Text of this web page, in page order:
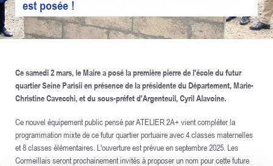
est posée !
Ce samedi 2 mars, le Maire a posé la première pierre de l'école du futur
quartier Seine Parisii en présence de la présidente du Département, Marie-
Christine Cavecchi, et du sous-préfet d'Argenteuil, Cyril Alavoine.
Ce nouvel équipement public pensé par ATELIER 2A+ vient compléter la
programmation mixte de ce futur quartier portuaire avec 4 classes maternelles
et 8 classes élémentaires. L'ouverture est prévue en septembre 2025. Les
Cormeillais seront prochainement invités à proposer un nom pour cette future